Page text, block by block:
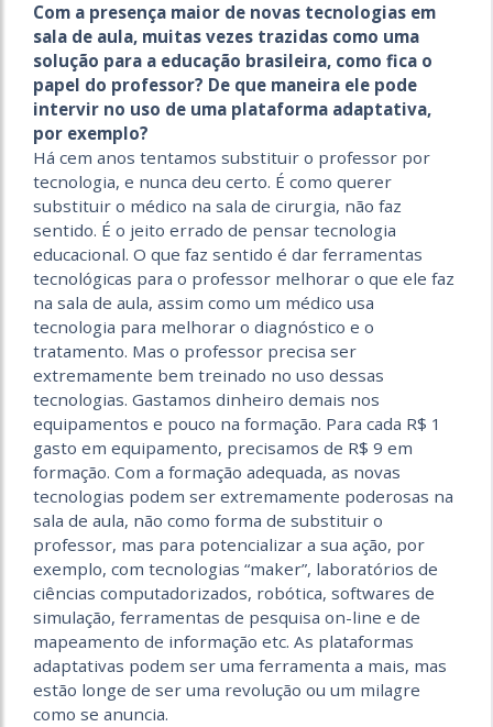
Com a presença maior de novas tecnologias em
sala de aula, muitas vezes trazidas como uma
solução para a educação brasileira, como fica o
papel do professor? De que maneira ele pode
intervir no uso de uma plataforma adaptativa,
por exemplo?
Há cem anos tentamos substituir o professor por
tecnologia, e nunca deu certo. É como querer
substituir o médico na sala de cirurgia, não faz
sentido. É o jeito errado de pensar tecnologia
educacional. O que faz sentido é dar ferramentas
tecnológicas para o professor melhorar o que ele faz
na sala de aula, assim como um médico usa
tecnologia para melhorar o diagnóstico e o
tratamento. Mas o professor precisa ser
extremamente bem treinado no uso dessas
tecnologias. Gastamos dinheiro demais nos
equipamentos e pouco na formação. Para cada R$ 1
gasto em equipamento, precisamos de R$ 9 em
formação. Com a formação adequada, as novas
tecnologias podem ser extremamente poderosas na
sala de aula, não como forma de substituir o
professor, mas para potencializar a sua ação, por
exemplo, com tecnologias “maker”, laboratórios de
ciências computadorizados, robótica, softwares de
simulação, ferramentas de pesquisa on-line e de
mapeamento de informação etc. As plataformas
adaptativas podem ser uma ferramenta a mais, mas
estão longe de ser uma revolução ou um milagre
como se anuncia.